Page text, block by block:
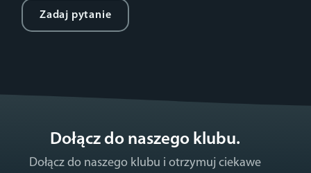
Zadaj pytanie
Dołącz do naszego klubu.
Dołącz do naszego klubu i otrzymuj ciekawe